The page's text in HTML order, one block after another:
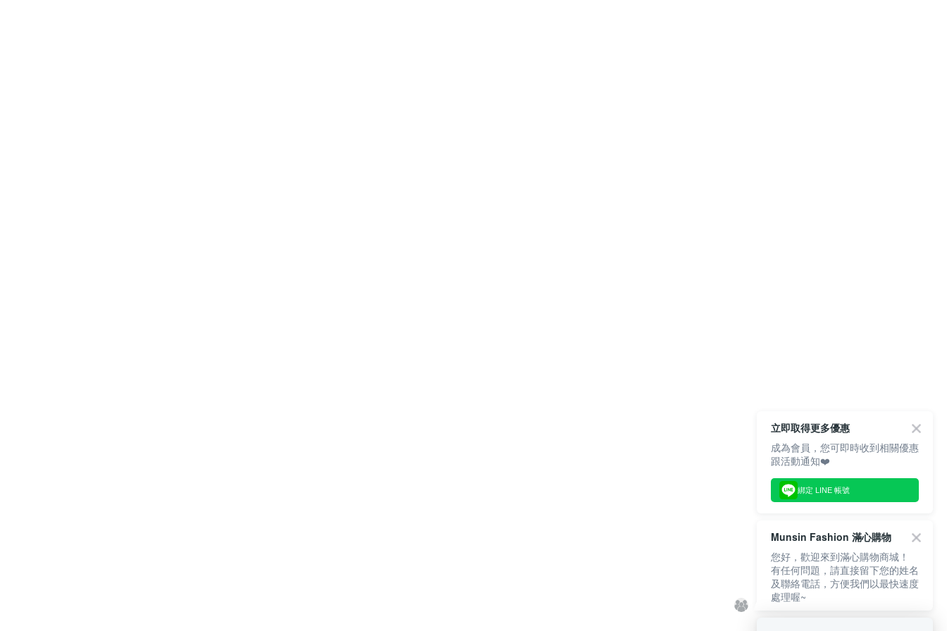
立即取得更多優惠
成為會員，您可即時收到相關優惠
跟活動通知❤️
綁定 LINE 帳號
Munsin Fashion 滿心購物
您好，歡迎來到滿心購物商城！
有任何問題，請直接留下您的姓名
及聯絡電話，方便我們以最快速度
處理喔~